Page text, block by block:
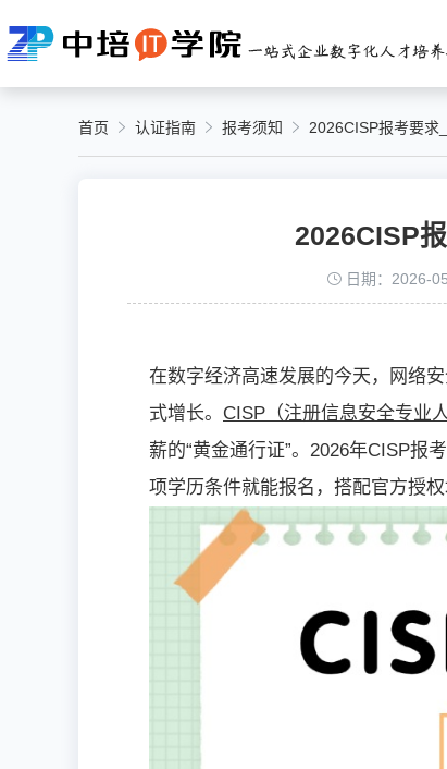
首页 认证指南 报考须知 2026CISP报考要求
2026CISP
日期：2026-
在数字经济高速发展的今天，网络
式增长。 CISP（注册信息安全专业人
薪的“黄金通行证”。2026年CISP报
项学历条件就能报名，搭配官方授